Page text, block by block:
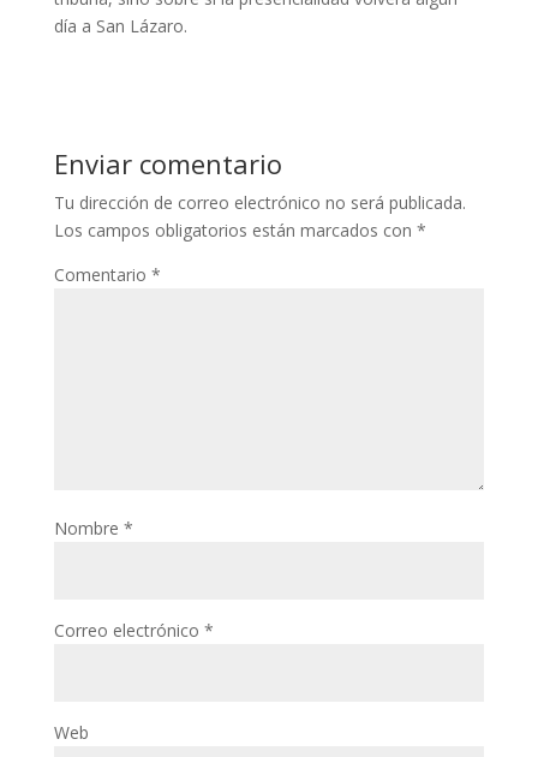
día a San Lázaro.
Enviar comentario
Tu dirección de correo electrónico no será publicada.
Los campos obligatorios están marcados con *
Comentario *
Nombre *
Correo electrónico *
Web